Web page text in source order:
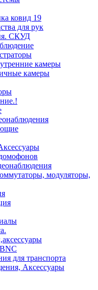
ковид 19
для рук
СКУД
камеры
камеры
модуляторы,
для транспорта
Аксессуары